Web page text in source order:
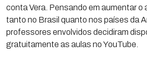
conta Vera. Pensando em aumentar o
tanto no Brasil quanto nos países da
professores envolvidos decidiram
gratuitamente as aulas no YouTube.